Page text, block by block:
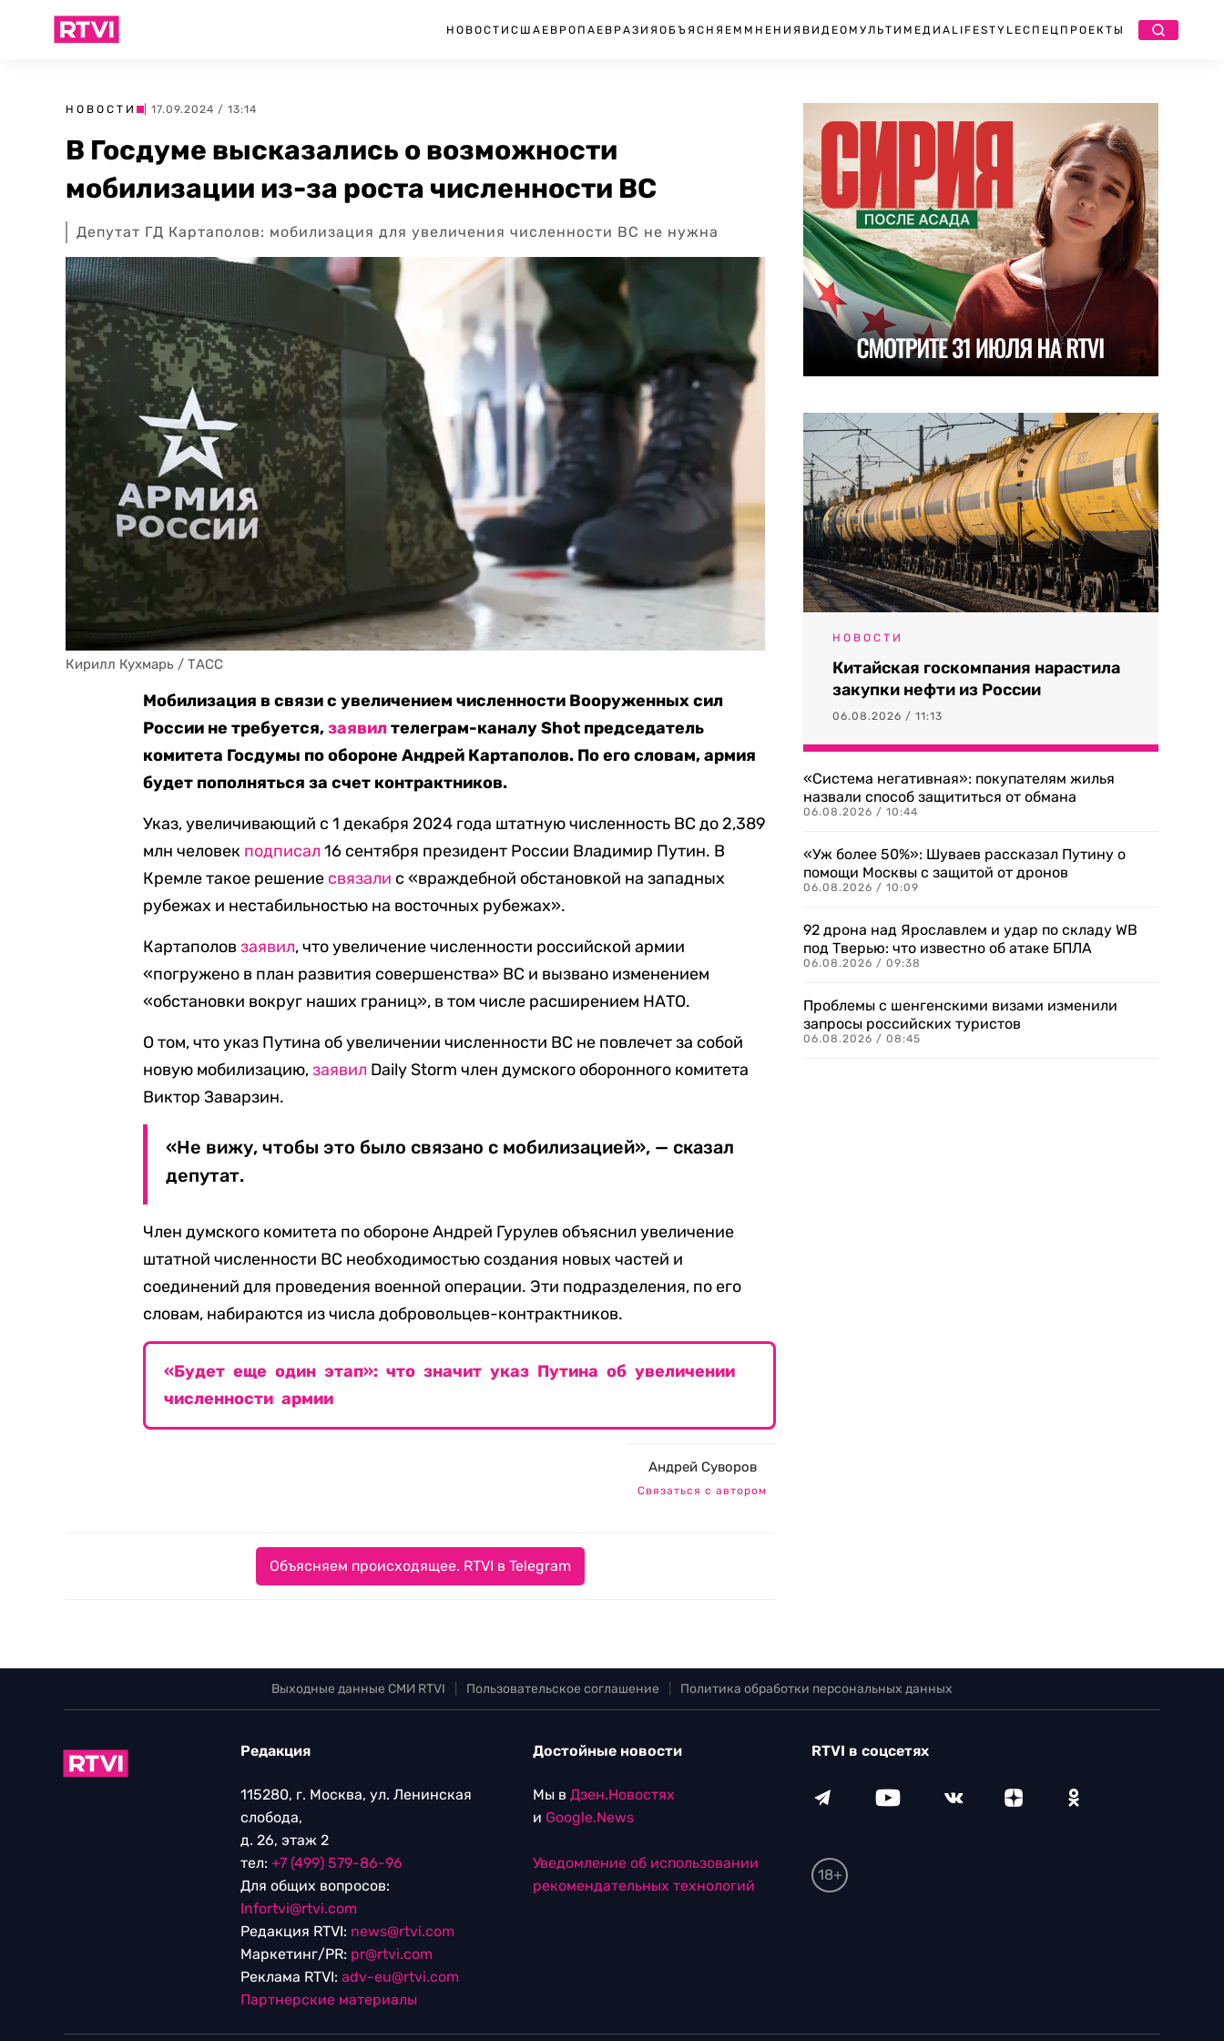
НОВОСТИ США ЕВРОПА ЕВРАЗИЯ ОБЪЯСНЯЕМ МНЕНИЯ ВИДЕО МУЛЬТИМЕДИА LIFESTYLEСПЕЦПРОЕКТЫ
НОВОСТИ | 17.09.2024 / 13:14
В Госдуме высказались о возможности
мобилизации из-за роста численности ВС
Депутат ГД Картаполов: мобилизация для увеличения численности ВС не нужна
Кирилл Кухмарь / ТАСС
Мобилизация в связи с увеличением численности Вооруженных сил
России не требуется,заявилтелеграм-каналу Shot председатель
комитета Госдумы по обороне Андрей Картаполов. По его словам, армия
будет пополняться за счет контрактников.
Указ, увеличивающий с 1 декабря 2024 года штатную численность ВС до 2,389
млн человек подписал 16 сентября президент России Владимир Путин. В
Кремле такое решение связали с «враждебной обстановкой на западных
рубежах и нестабильностью на восточных рубежах».
Картаполовзаявил, что увеличение численности российской армии
«погружено в план развития совершенства» ВС и вызвано изменением
«обстановки вокруг наших границ», в том числе расширением НАТО.
О том, что указ Путина об увеличении численности ВС не повлечет за собой
новую мобилизацию,заявил Daily Storm член думского оборонного комитета
Виктор Заварзин.
«Не вижу, чтобы это было связано с мобилизацией», — сказал
депутат.
Член думского комитета по обороне Андрей Гурулев объяснил увеличение
штатной численности ВС необходимостью создания новых частей и
соединений для проведения военной операции. Эти подразделения, по его
словам, набираются из числа добровольцев-контрактников.
«Будет еще один этап»: что значит указ Путина об увеличении
численности армии
Андрей Суворов
Связаться с автором
Объясняем происходящее. RTVI в Telegram
НОВОСТИ
Китайская госкомпания нарастила
закупки нефти из России
06.08.2026 / 11:13
«Система негативная»: покупателям жилья
назвали способ защититься от обмана
06.08.2026 / 10:44
«Уж более 50%»: Шуваев рассказал Путину о
помощи Москвы с защитой от дронов
06.08.2026 / 10:09
92 дрона над Ярославлем и удар по складу WB
под Тверью: что известно об атаке БПЛА
06.08.2026 / 09:38
Проблемы с шенгенскими визами изменили
запросы российских туристов
06.08.2026 / 08:45
Выходные данные СМИ RTVI Пользовательское соглашение Политика обработки персональных данных
Редакция
115280, г. Москва, ул. Ленинская
слобода,
д. 26, этаж 2
тел: +7 (499) 579-86-96
Для общих вопросов:
Infortvi@rtvi.com
Редакция RTVI: news@rtvi.com
Маркетинг/PR: pr@rtvi.com
Реклама RTVI: adv-eu@rtvi.com
Партнерские материалы
Достойные новости
Мы в Дзен.Новостях
и Google.News
Уведомление об использовании
рекомендательных технологий
RTVI в соцсетях
18+